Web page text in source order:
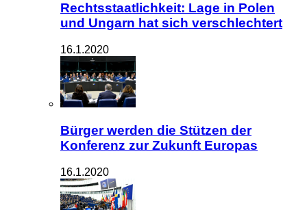
Rechtsstaatlichkeit: Lage in Polen
und Ungarn hat sich verschlechtert
16.1.2020
Bürger werden die Stützen der
Konferenz zur Zukunft Europas
16.1.2020